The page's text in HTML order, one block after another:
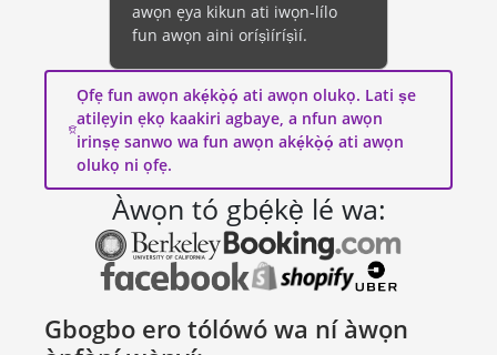
awọn ẹya kikun ati iwọn-lílo
fun awọn aini oríṣìíríṣìí.
Ọfẹ fun awọn akẹ́kọ̀ọ́ ati awọn olukọ. Lati ṣe
atilẹyin ẹkọ kaakiri agbaye, a nfun awọn
irinṣẹ sanwo wa fun awọn akẹ́kọ̀ọ́ ati awọn
olukọ ni ọfẹ.
Àwọn tó gbẹ́kẹ̀ lé wa:
Gbogbo ero tólówó wa ní àwọn